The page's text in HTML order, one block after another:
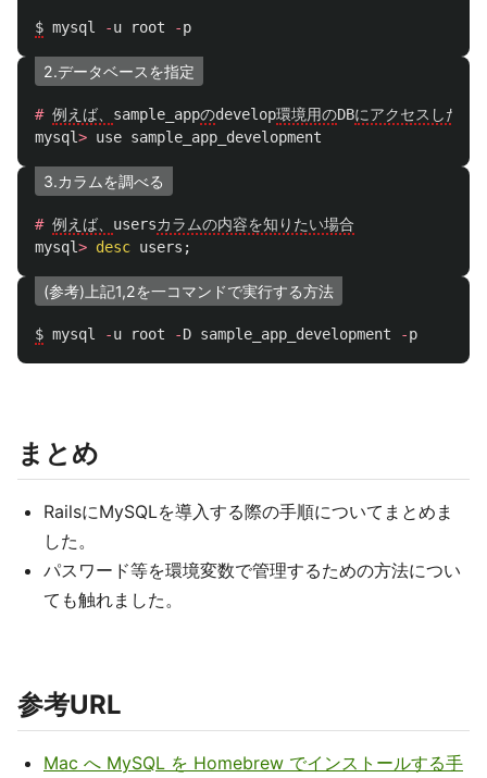
$ mysql -u root -p
2.データベースを指定
# 例えば、 sample_appのdevelop環境用のDBにアクセスしたい
mysql> use sample_app_development
3.カラムを調べる
# 例えば、 usersカラムの内容を知りたい場合
mysql> desc users ;
(参考)上記1,2を一コマンドで実行する方法
$ mysql -u root -D sample_app_development -p
まとめ
RailsにMySQLを導入する際の手順についてまとめま
した。
パスワード等を環境変数で管理するための方法につい
ても触れました。
参考URL
Mac へ MySQL を Homebrew でインストールする手